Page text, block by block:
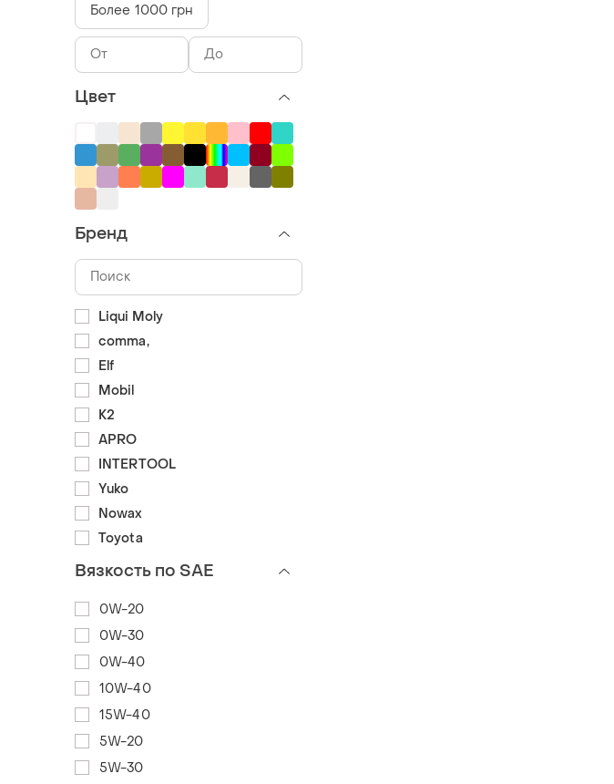
Более 1000 грн
Цвет
Бренд
Liqui Moly
comma,
Elf
Mobil
K2
APRO
INTERTOOL
Yuko
Nowax
Toyota
Вязкость по SAE
0W-20
0W-30
0W-40
10W-40
15W-40
5W-20
5W-30